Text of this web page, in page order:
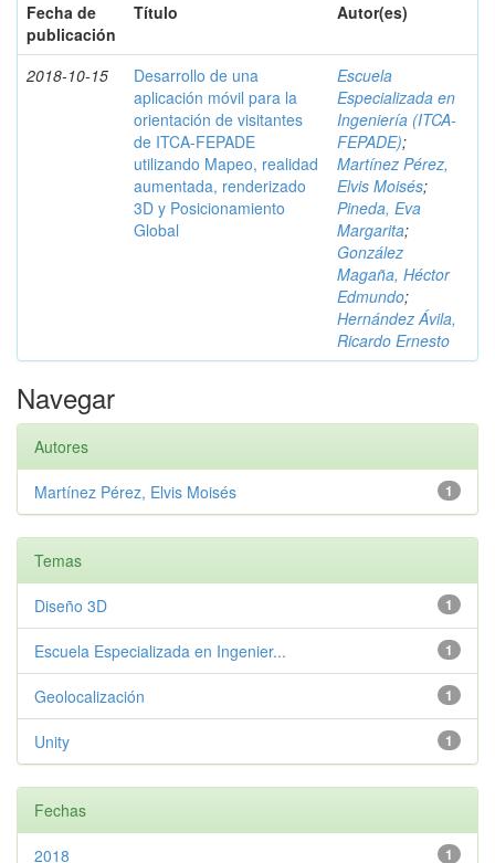
Fecha de
publicación
Título Autor(es)
2018-10-15
Desarrollo de una
aplicación móvil para la
orientación de visitantes
de ITCA-FEPADE
utilizando Mapeo, realidad
aumentada, renderizado
3D y Posicionamiento
Global
Escuela
Especializada en
Ingeniería (ITCA-
FEPADE);
Martínez Pérez,
Elvis Moisés;
Pineda, Eva
Margarita;
González
Magaña, Héctor
Edmundo;
Hernández Ávila,
Ricardo Ernesto
Navegar
Autores
1
Martínez Pérez, Elvis Moisés
Temas
1
Diseño 3D
1
Escuela Especializada en Ingenier...
1
Geolocalización
1
Unity
Fechas
1
2018